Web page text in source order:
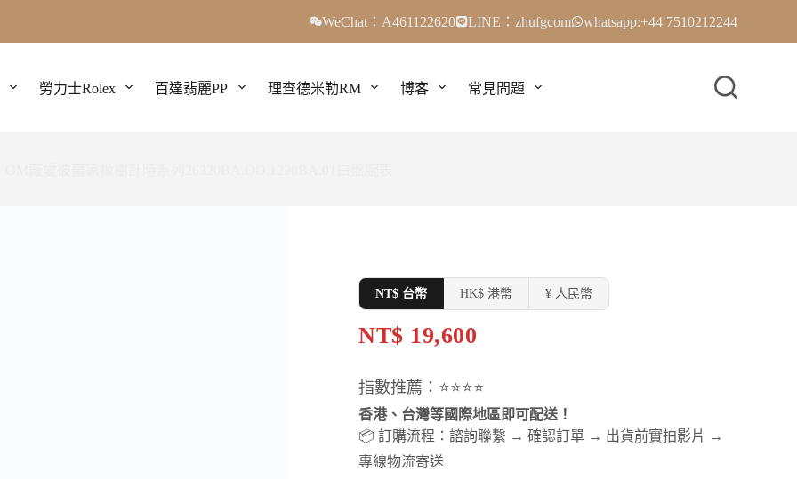
WeChat：A461122620 LINE：zhufgcom whatsapp:+44 7510212244
勞力士Rolex 百達翡麗PP 理查德米勒RM 博客 常見問題
NT$ 台幣 HK$ 港幣 ¥ 人民幣
NT$ 19,600
指數推薦：⭐⭐⭐⭐
香港、台灣等國際地區即可配送！
📦 訂購流程：諮詢聯繫 → 確認訂單 → 出貨前實拍影片 →
專線物流寄送